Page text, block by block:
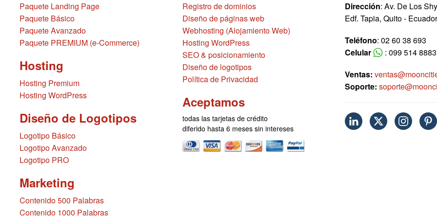
Paquete Landing Page
Paquete Básico
Paquete Avanzado
Paquete PREMIUM (e-Commerce)
Hosting
Hosting Premium
Hosting WordPress
Diseño de Logotipos
Logotipo Básico
Logotipo Avanzado
Logotipo PRO
Marketing
Contenido 500 Palabras
Contenido 1000 Palabras
Registro de dominios
Diseño de páginas web
Webhosting (Alojamiento Web)
Hosting WordPress
SEO & posicionamiento
Diseño de logotipos
Política de Privacidad
Aceptamos
todas las tarjetas de crédito
diferido hasta 6 meses sin intereses
Dirección: Av. De Los
Edf. Tapia, Quito - Ecuador
Teléfono: 02 60 38 693
Celular
: 099 514 8883
Ventas:
Soporte: